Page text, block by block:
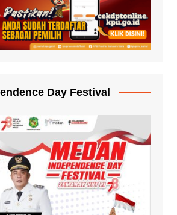
Day Festival